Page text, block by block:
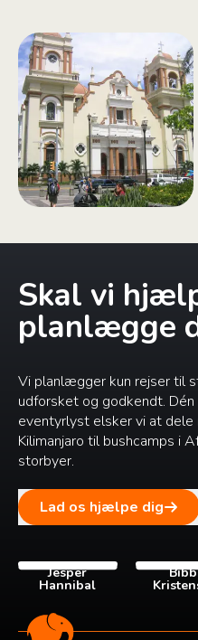
Skal vi
planlægge
Vi planlægger kun rejser til
udforsket og godkendt.
eventyrlyst elsker vi at dele
Kilimanjaro til bushcamps i
storbyer.
Lad os hjælpe dig
Jesper
Hannibal